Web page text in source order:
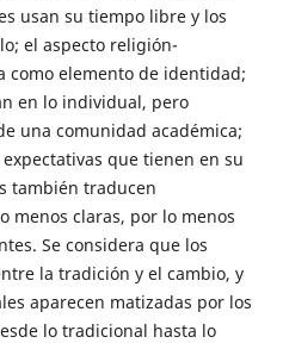
usan su tiempo libre y los
el aspecto religión-
como elemento de identidad;
en lo individual, pero
una comunidad académica;
que tienen en su
también traducen
menos claras, por lo menos
Se considera que los
la tradición y el cambio, y
aparecen matizadas por los
lo tradicional hasta lo